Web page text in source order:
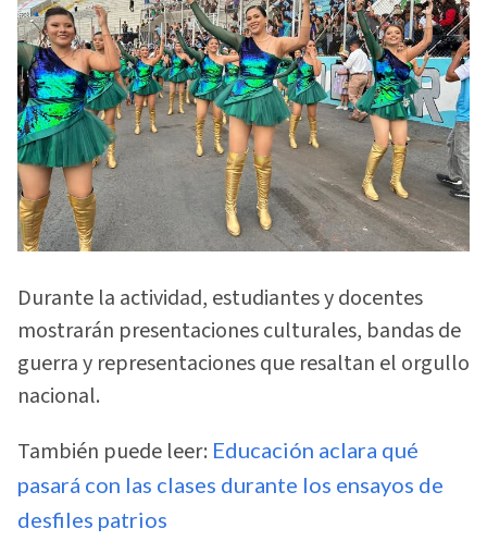
Durante la actividad, estudiantes y docentes
mostrarán presentaciones culturales, bandas de
guerra y representaciones que resaltan el orgullo
nacional.
También puede leer: Educación aclara qué
pasará con las clases durante los ensayos de
desfiles patrios